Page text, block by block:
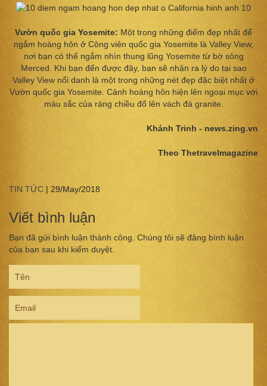
Vườn quốc gia Yosemite: Một trong những điểm đẹp nhất để
ngắm hoàng hôn ở Công viên quốc gia Yosemite là Valley View,
nơi bạn có thể ngắm nhìn thung lũng Yosemite từ bờ sông
Merced. Khi bạn đến được đây, bạn sẽ nhận ra lý do tại sao
Valley View nổi danh là một trong những nét đẹp đặc biệt nhất ở
Vườn quốc gia Yosemite. Cảnh hoàng hôn hiện lên ngoại mục với
màu sắc của ráng chiều đổ lên vách đá granite.
Khánh Trinh - news.zing.vn
Theo Thetravelmagazine
TIN TỨC | 29/May/2018
Viết bình luận
Bạn đã gửi bình luận thành công. Chúng tôi sẽ đăng bình luận
của bạn sau khi kiểm duyệt.